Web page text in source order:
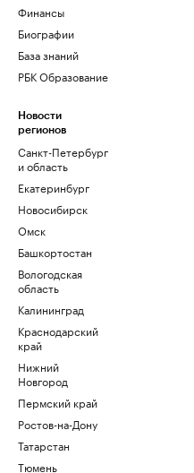
Финансы
Биографии
База знаний
РБК Образование
Новости
регионов
Санкт-Петербург
и область
Екатеринбург
Новосибирск
Омск
Башкортостан
Вологодская
область
Калининград
Краснодарский
край
Нижний
Новгород
Пермский край
Ростов-на-Дону
Татарстан
Тюмень